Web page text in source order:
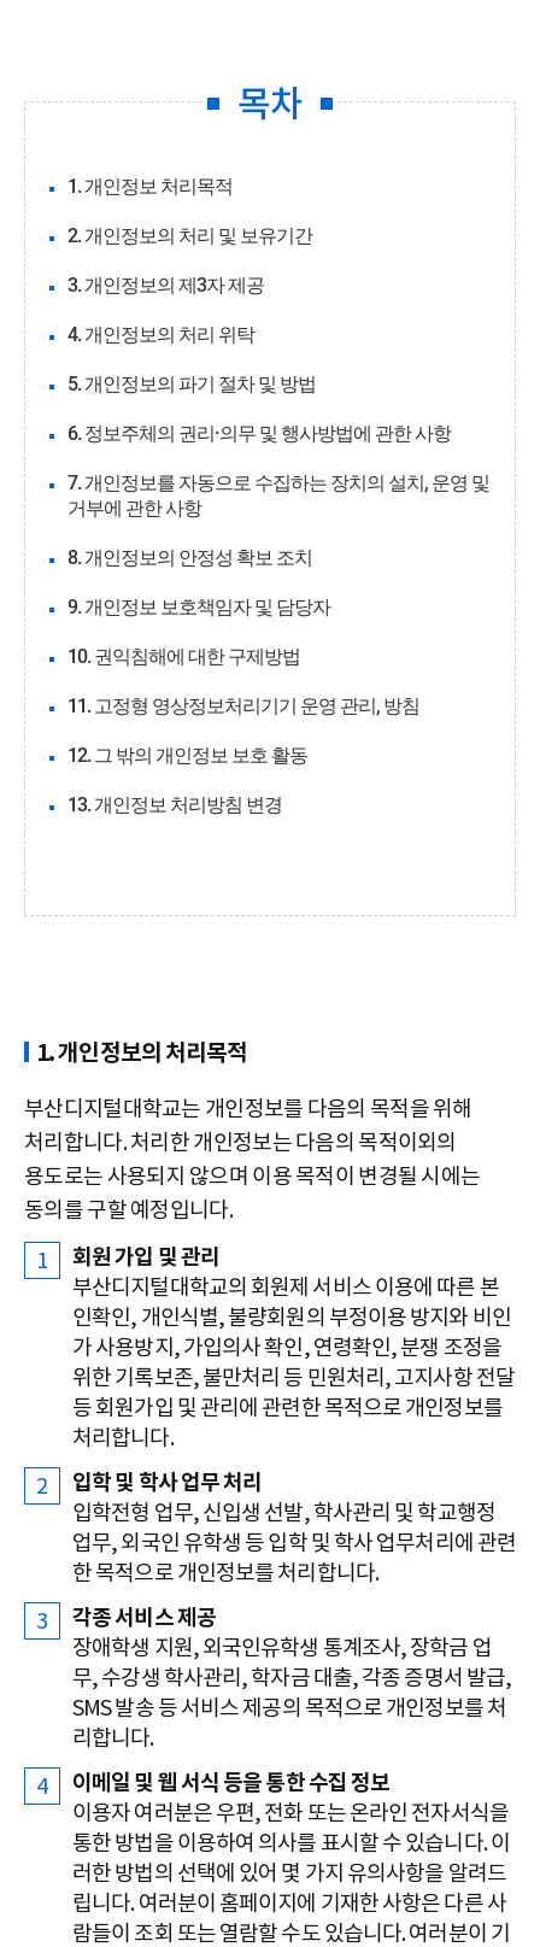
목차
1. 개인정보 처리목적
2. 개인정보의 처리 및 보유기간
3. 개인정보의 제3자 제공
4. 개인정보의 처리 위탁
5. 개인정보의 파기 절차 및 방법
6. 정보주체의 권리·의무 및 행사방법에 관한 사항
7. 개인정보를 자동으로 수집하는 장치의 설치, 운영 및
거부에 관한 사항
8. 개인정보의 안정성 확보 조치
9. 개인정보 보호책임자 및 담당자
10. 권익침해에 대한 구제방법
11. 고정형 영상정보처리기기 운영 관리, 방침
12. 그 밖의 개인정보 보호 활동
13. 개인정보 처리방침 변경
1. 개인정보의 처리목적
부산디지털대학교는 개인정보를 다음의 목적을 위해
처리합니다. 처리한 개인정보는 다음의 목적이외의
용도로는 사용되지 않으며 이용 목적이 변경될 시에는
동의를 구할 예정입니다.
회원 가입 및 관리
부산디지털대학교의 회원제 서비스 이용에 따른 본
인확인, 개인식별, 불량회원의 부정이용 방지와 비인
가 사용방지, 가입의사 확인, 연령확인, 분쟁 조정을
위한 기록보존, 불만처리 등 민원처리, 고지사항 전달
등 회원가입 및 관리에 관련한 목적으로 개인정보를
처리합니다.
입학 및 학사 업무 처리
입학전형 업무, 신입생 선발, 학사관리 및 학교행정
업무, 외국인 유학생 등 입학 및 학사 업무처리에 관련
한 목적으로 개인정보를 처리합니다.
각종 서비스 제공
장애학생 지원, 외국인유학생 통계조사, 장학금 업
무, 수강생 학사관리, 학자금 대출, 각종 증명서 발급,
SMS 발송 등 서비스 제공의 목적으로 개인정보를 처
리합니다.
이메일 및 웹 서식 등을 통한 수집 정보
이용자 여러분은 우편, 전화 또는 온라인 전자서식을
통한 방법을 이용하여 의사를 표시할 수 있습니다. 이
러한 방법의 선택에 있어 몇 가지 유의사항을 알려드
립니다. 여러분이 홈페이지에 기재한 사항은 다른 사
람들이 조회 또는 열람할 수도 있습니다. 여러분이 기